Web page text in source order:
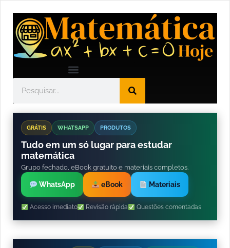
GRÁTIS WHATSAPP PRODUTOS
Tudo em um só lugar para estudar
matemática
Grupo fechado, eBook gratuito e materiais completos.
WhatsApp eBook Materiais
Acesso imediato Revisão rápida Questões comentadas